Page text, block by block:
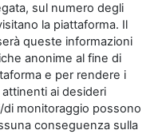
sul numero degli
la piattaforma. Il
queste informazioni
anonime al fine di
e per rendere i
ai desideri
di monitoraggio possono
conseguenza sulla